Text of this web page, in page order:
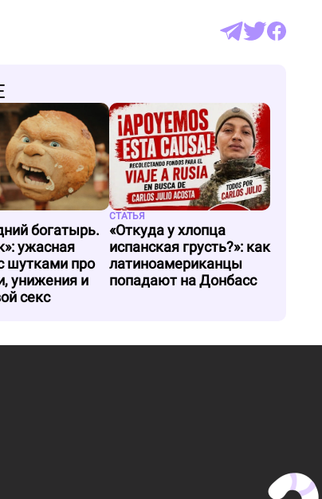
богатырь.
ужасная
шутками про
унижения и
секс
СТАТЬЯ
«Откуда у хлопца
испанская грусть?»: как
латиноамериканцы
попадают на Донбасс